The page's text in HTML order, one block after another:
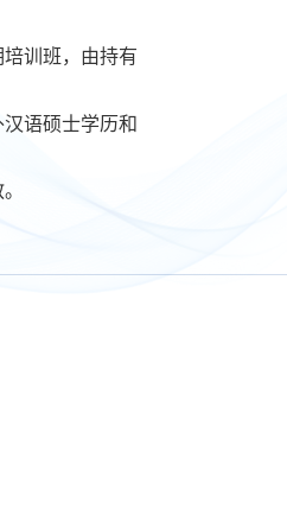
训班，由持有
语硕士学历和